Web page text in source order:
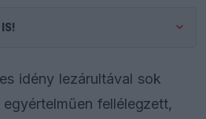
idény lezárultával sok
fellélegzett,